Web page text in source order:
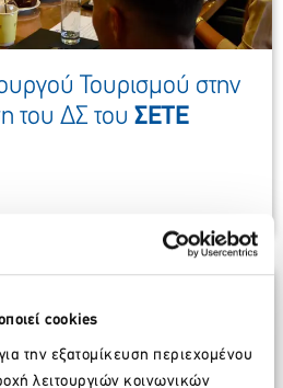
cookies
την εξατομίκευση περιεχομένου
λειτουργιών κοινωνικών
Τουρισμού στην
του ΔΣ του ΣΕΤΕ